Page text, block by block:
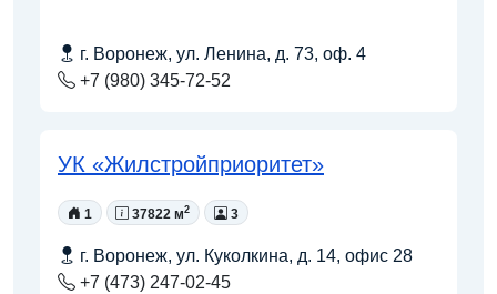
г. Воронеж, ул. Ленина, д. 73, оф. 4
+7 (980) 345-72-52
УК «Жилстройприоритет»
1 37822 м2 3
г. Воронеж, ул. Куколкина, д. 14, офис 28
+7 (473) 247-02-45